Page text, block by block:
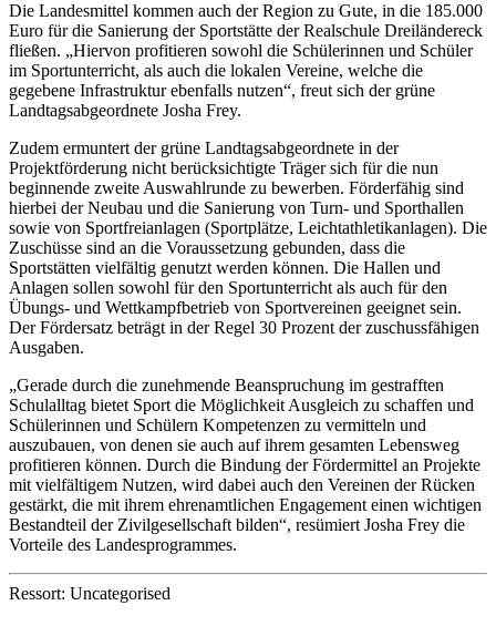
Die Landesmittel kommen auch der Region zu Gute, in die 185.000
Euro für die Sanierung der Sportstätte der Realschule Dreiländereck
fließen. „Hiervon profitieren sowohl die Schülerinnen und Schüler
im Sportunterricht, als auch die lokalen Vereine, welche die
gegebene Infrastruktur ebenfalls nutzen“, freut sich der grüne
Landtagsabgeordnete Josha Frey.
Zudem ermuntert der grüne Landtagsabgeordnete in der
Projektförderung nicht berücksichtigte Träger sich für die nun
beginnende zweite Auswahlrunde zu bewerben. Förderfähig sind
hierbei der Neubau und die Sanierung von Turn- und Sporthallen
sowie von Sportfreianlagen (Sportplätze, Leichtathletikanlagen). Die
Zuschüsse sind an die Voraussetzung gebunden, dass die
Sportstätten vielfältig genutzt werden können. Die Hallen und
Anlagen sollen sowohl für den Sportunterricht als auch für den
Übungs- und Wettkampfbetrieb von Sportvereinen geeignet sein.
Der Fördersatz beträgt in der Regel 30 Prozent der zuschussfähigen
Ausgaben.
„Gerade durch die zunehmende Beanspruchung im gestrafften
Schulalltag bietet Sport die Möglichkeit Ausgleich zu schaffen und
Schülerinnen und Schülern Kompetenzen zu vermitteln und
auszubauen, von denen sie auch auf ihrem gesamten Lebensweg
profitieren können. Durch die Bindung der Fördermittel an Projekte
mit vielfältigem Nutzen, wird dabei auch den Vereinen der Rücken
gestärkt, die mit ihrem ehrenamtlichen Engagement einen wichtigen
Bestandteil der Zivilgesellschaft bilden“, resümiert Josha Frey die
Vorteile des Landesprogrammes.
Ressort: Uncategorised